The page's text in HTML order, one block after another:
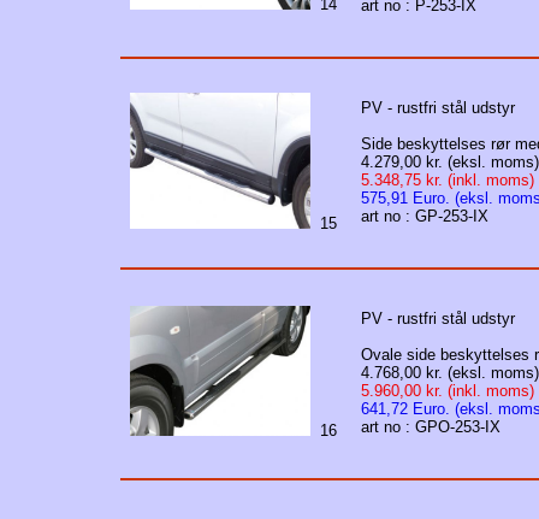
14 art no : P-253-IX
15
PV - rustfri stål udstyr
Side beskyttelses rør
4.279,00 kr. (eksl. moms)
5.348,75 kr. (inkl. moms)
575,91 Euro. (eksl.
art no : GP-253-IX
16
PV - rustfri stål udstyr
Ovale side beskyttelses
4.768,00 kr. (eksl. moms)
5.960,00 kr. (inkl. moms)
641,72 Euro. (eksl.
art no : GPO-253-IX